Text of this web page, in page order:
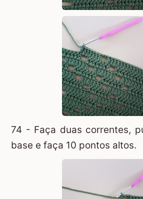
74 - Faça duas correntes,
base e faça 10 pontos altos.